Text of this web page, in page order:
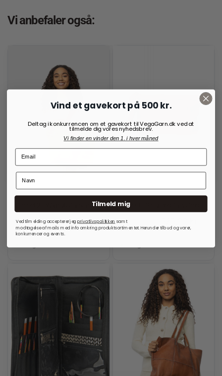
Vi anbefaler også:
RE:DESIGNED
699,00kr.
RE:DESIGNED
Project 13 Burned Tan/Gold
700,00
Vind et gavekort på 500 kr.
Deltag i konkurrencen om et gavekort til VegaGarn.dk ved at
tilmelde dig vores nyhedsbrev.
Vi finder en vinder den 1. i hver måned
Tilmeld mig
Ved tilmelding accepterer jegprivatlivspolitkken samt
modtagelse af mails med info omkring produktsortimentet. Herunder tilbud og varer,
konkurrencer og events.